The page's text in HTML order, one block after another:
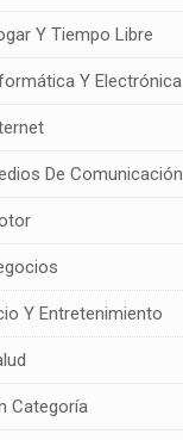
Y Tiempo Libre
Y Electrónica
De Comunicación
Y Entretenimiento
Categoría